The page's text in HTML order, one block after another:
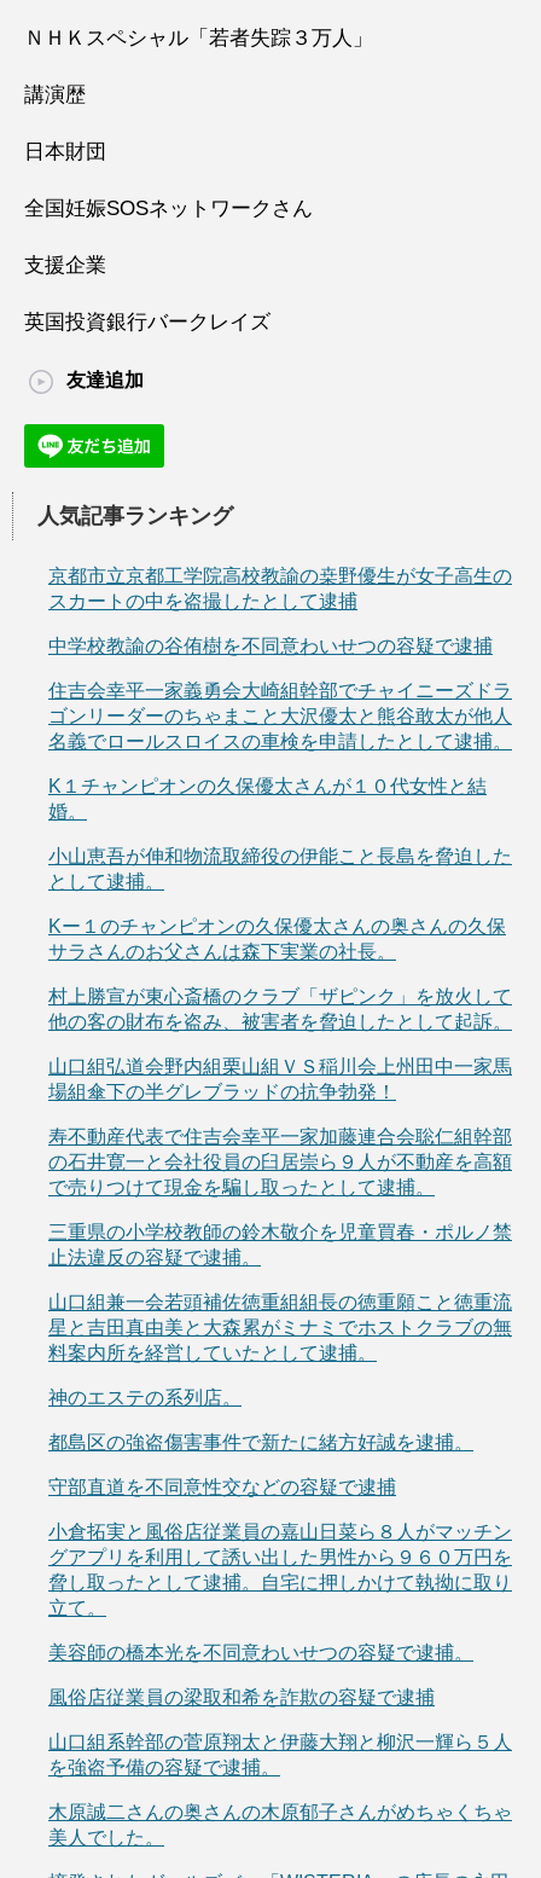
ＮＨＫスペシャル「若者失踪３万人」
講演歴
日本財団
全国妊娠SOSネットワークさん
支援企業
英国投資銀行バークレイズ
友達追加
人気記事ランキング
京都市立京都工学院高校教諭の桒野優生が女子高生の
スカートの中を盗撮したとして逮捕
中学校教諭の谷侑樹を不同意わいせつの容疑で逮捕
住吉会幸平一家義勇会大崎組幹部でチャイニーズドラ
ゴンリーダーのちゃまこと大沢優太と熊谷敢太が他人
名義でロールスロイスの車検を申請したとして逮捕。
K１チャンピオンの久保優太さんが１０代女性と結
婚。
小山恵吾が伸和物流取締役の伊能こと長島を脅迫した
として逮捕。
Kー１のチャンピオンの久保優太さんの奥さんの久保
サラさんのお父さんは森下実業の社長。
村上勝宣が東心斎橋のクラブ「ザピンク」を放火して
他の客の財布を盗み、被害者を脅迫したとして起訴。
山口組弘道会野内組栗山組ＶＳ稲川会上州田中一家馬
場組傘下の半グレブラッドの抗争勃発！
寿不動産代表で住吉会幸平一家加藤連合会聡仁組幹部
の石井寛一と会社役員の臼居崇ら９人が不動産を高額
で売りつけて現金を騙し取ったとして逮捕。
三重県の小学校教師の鈴木敬介を児童買春・ポルノ禁
止法違反の容疑で逮捕。
山口組兼一会若頭補佐徳重組組長の徳重願こと徳重流
星と吉田真由美と大森累がミナミでホストクラブの無
料案内所を経営していたとして逮捕。
神のエステの系列店。
都島区の強盗傷害事件で新たに緒方好誠を逮捕。
守部直道を不同意性交などの容疑で逮捕
小倉拓実と風俗店従業員の嘉山日菜ら８人がマッチン
グアプリを利用して誘い出した男性から９６０万円を
脅し取ったとして逮捕。自宅に押しかけて執拗に取り
立て。
美容師の橋本光を不同意わいせつの容疑で逮捕。
風俗店従業員の梁取和希を詐欺の容疑で逮捕
山口組系幹部の菅原翔太と伊藤大翔と柳沢一輝ら５人
を強盗予備の容疑で逮捕。
木原誠二さんの奥さんの木原郁子さんがめちゃくちゃ
美人でした。